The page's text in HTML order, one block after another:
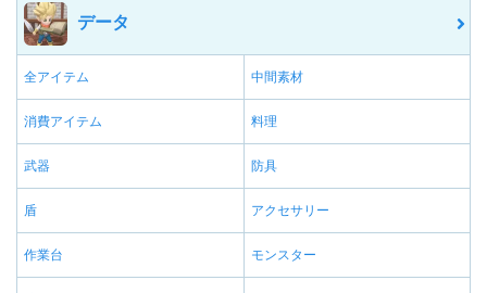
データ
全アイテム 中間素材
消費アイテム 料理
武器 防具
盾 アクセサリー
作業台 モンスター